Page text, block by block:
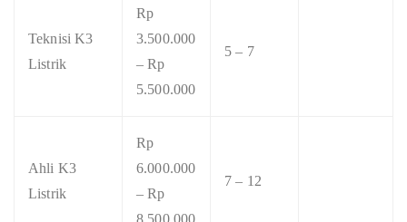
Teknisi K3
Listrik
Rp
3.500.000
– Rp
5.500.000
5 – 7
Ahli K3
Listrik
Rp
6.000.000
– Rp
8.500.000
7 – 12